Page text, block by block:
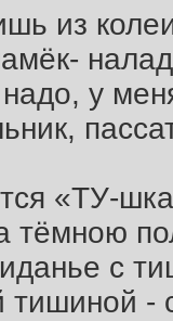
из
у
«ТУ-
тёмною
с
-